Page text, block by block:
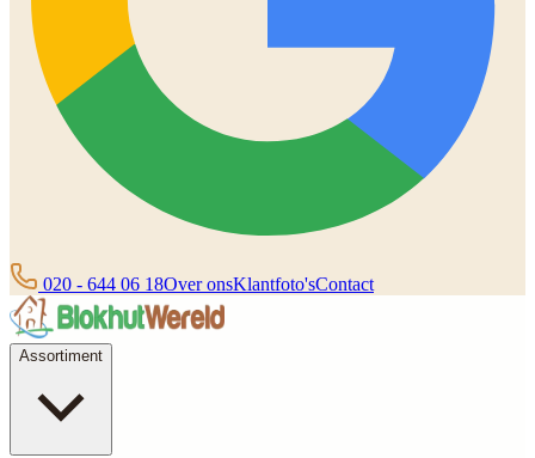
020 - 644 06 18Over onsKlantfoto'sContact
Assortiment